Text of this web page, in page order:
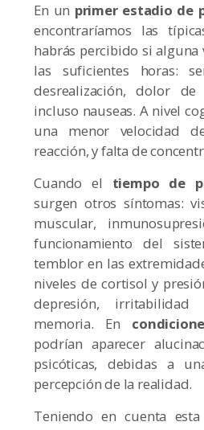
En un primer estadio de
encontraríamos las
habrás percibido si
las suficientes horas:
desrealización, dolor de
incluso nauseas. A nivel
una menor velocidad
reacción, y falta de
Cuando el tiempo de
surgen otros síntomas:
muscular,
funcionamiento del
temblor en las
niveles de cortisol y
depresión,
memoria. En
podrían aparecer
psicóticas, debidas a
percepción de la realidad.
Teniendo en cuenta